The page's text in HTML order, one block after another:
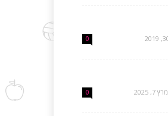
0
מרץ 7, 2025 0